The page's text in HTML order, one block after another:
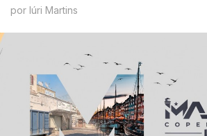
por Iúri Martins